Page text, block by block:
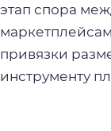
этап спора
привязки
инструменту